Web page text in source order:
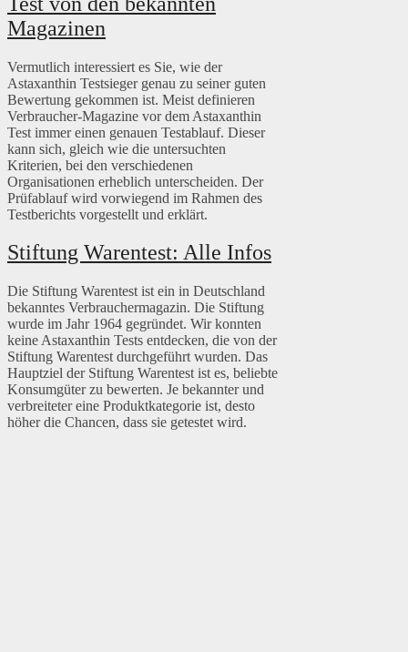
Magazinen
Vermutlich interessiert es Sie, wie der
Astaxanthin Testsieger genau zu seiner guten
Bewertung gekommen ist. Meist definieren
Verbraucher-Magazine vor dem Astaxanthin
Test immer einen genauen Testablauf. Dieser
kann sich, gleich wie die untersuchten
Kriterien, bei den verschiedenen
Organisationen erheblich unterscheiden. Der
Prüfablauf wird vorwiegend im Rahmen des
Testberichts vorgestellt und erklärt.
Stiftung Warentest: Alle Infos
Die Stiftung Warentest ist ein in Deutschland
bekanntes Verbrauchermagazin. Die Stiftung
wurde im Jahr 1964 gegründet. Wir konnten
keine Astaxanthin Tests entdecken, die von der
Stiftung Warentest durchgeführt wurden. Das
Hauptziel der Stiftung Warentest ist es, beliebte
Konsumgüter zu bewerten. Je bekannter und
verbreiteter eine Produktkategorie ist, desto
höher die Chancen, dass sie getestet wird.